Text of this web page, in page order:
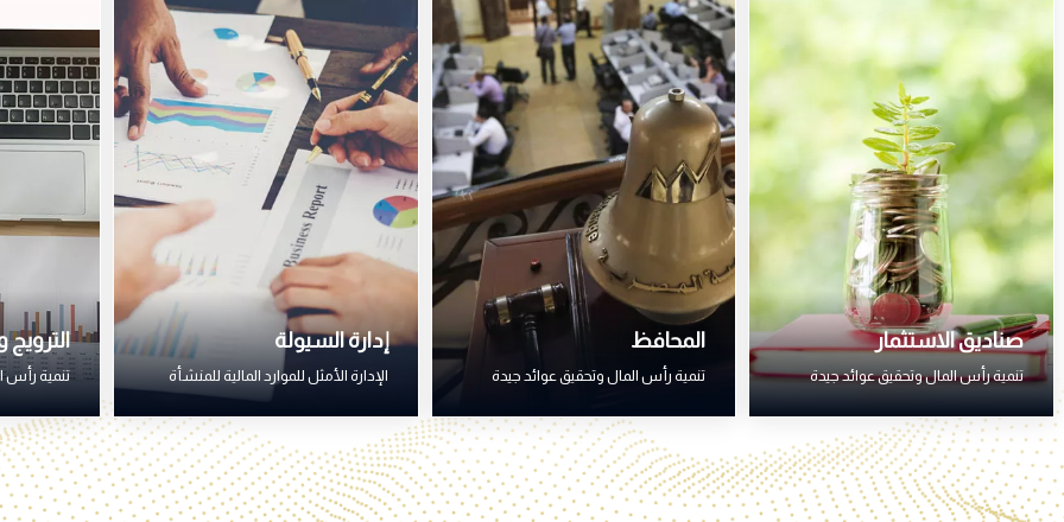
صناديق الاستثمار
تنمية رأس المال وتحقيق عوائد جيدة
المحافظ
تنمية رأس المال وتحقيق عوائد جيدة
إدارة السيولة
الإدارة الأمثل للموارد المالية للمنشأة تنمية رأس